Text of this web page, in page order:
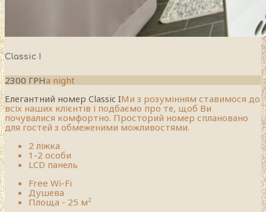
Classic I
2300 ГРНa night
Елегантний номер Classic IМи з розумінням ставимося до
всіх наших клієнтів і подбаємо про те, щоб Ви
почувалися комфортно. Просторий номер сплановано
для гостей з обмеженими можливостями.
2 ліжка
1-2 особи
LCD панель
Free Wi-Fi
Душева
Площа - 25 м²